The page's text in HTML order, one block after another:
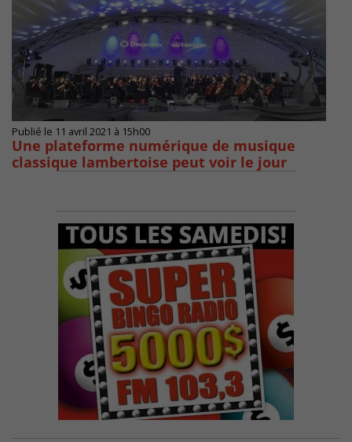
Publié le 11 avril 2021 à 15h00
Une plateforme numérique de musique
classique lambertoise peut voir le jour